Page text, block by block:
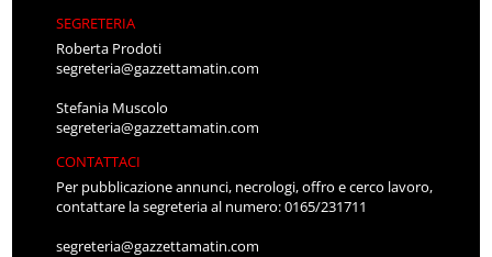
SEGRETERIA
Roberta Prodoti
segreteria@gazzettamatin.com
Stefania Muscolo
segreteria@gazzettamatin.com
CONTATTACI
Per pubblicazione annunci, necrologi, offro e cerco lavoro,
contattare la segreteria al numero: 0165/231711
segreteria@gazzettamatin.com